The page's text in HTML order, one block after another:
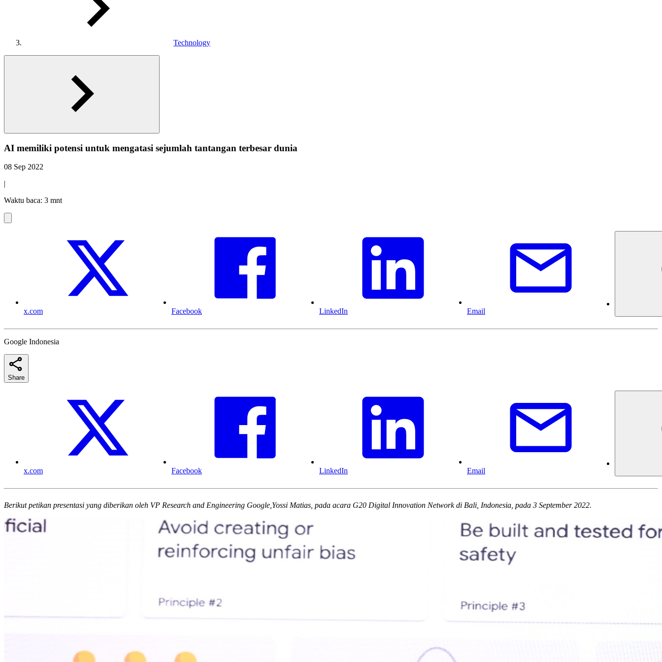
Technology
AI memiliki potensi untuk mengatasi sejumlah tantangan terbesar dunia
08 Sep 2022
|
Waktu baca: 3 mnt
x.com Facebook LinkedIn Email
Google Indonesia
Share
x.com Facebook LinkedIn Email
Berikut petikan presentasi yang diberikan oleh VP Research and Engineering Google,Yossi Matias, pada acara G20 Digital Innovation Network di Bali, Indonesia, pada 3 September 2022.